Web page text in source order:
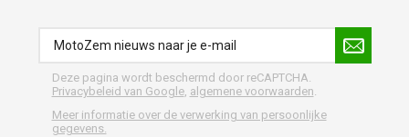
Deze pagina wordt beschermd door reCAPTCHA.
Privacybeleid van Google, algemene voorwaarden.
Meer informatie over de verwerking van persoonlijke
gegevens.